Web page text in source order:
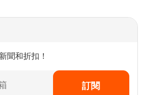
聞和折扣！
訂閱